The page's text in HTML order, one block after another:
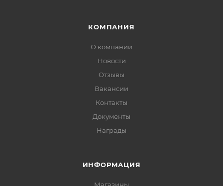
КОМПАНИЯ
О компании
Новости
Отзывы
Вакансии
Контакты
Документы
Награды
ИНФОРМАЦИЯ